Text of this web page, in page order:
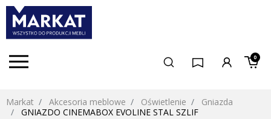
0
Markat Akcesoria meblowe Oświetlenie
Gniazda
GNIAZDO CINEMABOX EVOLINE STAL SZLIF